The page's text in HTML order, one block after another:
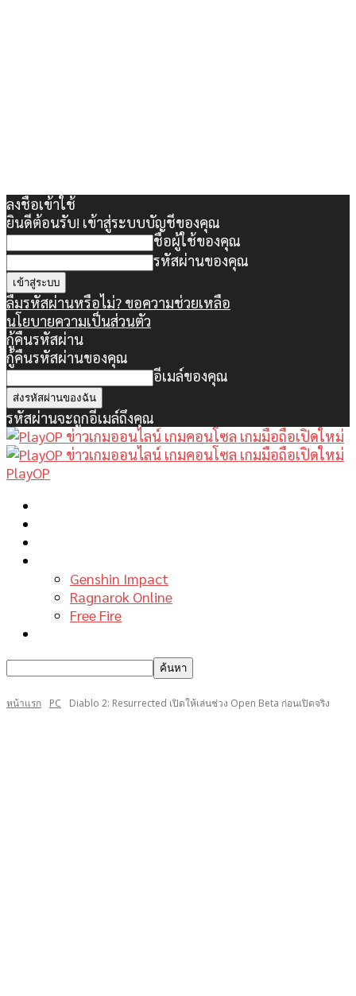
ลงชื่อเข้าใช้
ยินดีต้อนรับ! เข้าสู่ระบบบัญชีของคุณ
ชื่อผู้ใช้ของคุณ
รหัสผ่านของคุณ
ลืมรหัสผ่านหรือไม่? ขอความช่วยเหลือ
นโยบายความเป็นส่วนตัว
กู้คืนรหัสผ่าน
กู้คืนรหัสผ่านของคุณ
อีเมล์ของคุณ
รหัสผ่านจะถูกอีเมล์ถึงคุณ
PlayOP
Genshin Impact
Ragnarok Online
Free Fire
หน้าแรก PC Diablo 2: Resurrected เปิดให้เล่นช่วง Open Beta ก่อนเปิดจริง